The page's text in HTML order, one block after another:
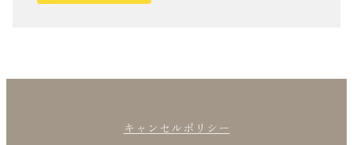
キャンセルポリシー